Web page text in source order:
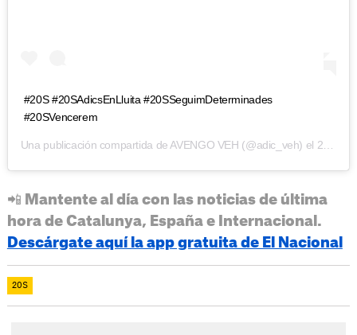
#20S #20SAdicsEnLluita #20SSeguimDeterminades
#20SVencerem
Una publicación compartida deAVENGO VEH (@adic_veh) el 21 Sep, 2018 a laso 3:13 PDT
📲 Mantente al día con las noticias de última
hora de Catalunya, España e Internacional.
Descárgate aquí la app gratuita de El Nacional
20S